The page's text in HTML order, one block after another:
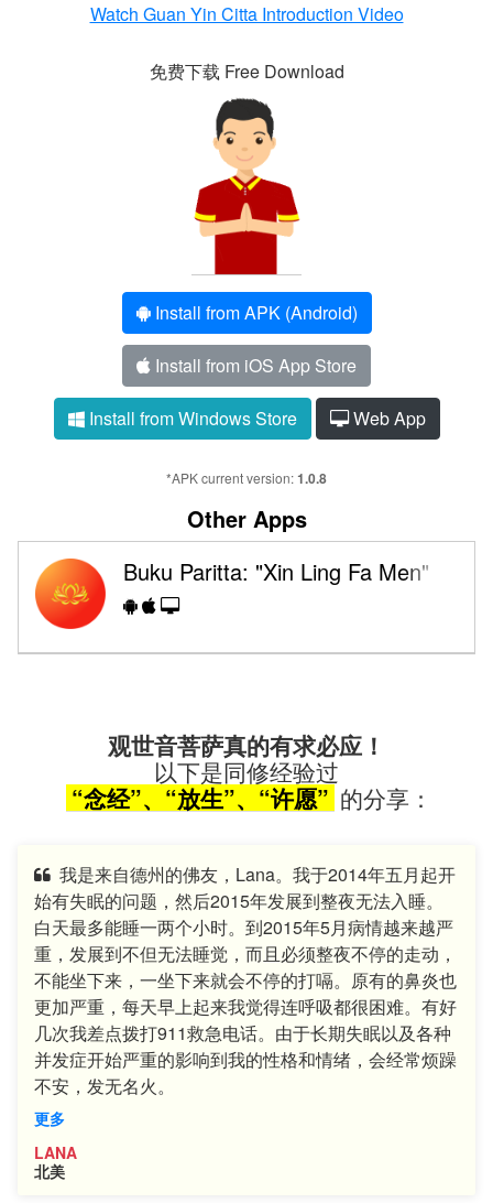
Watch Guan Yin Citta Introduction Video
免费下载 Free Download
Install from APK (Android)
Install from iOS App Store
Install from Windows Store Web App
*APK current version:1.0.8
Other Apps
Buku Paritta: "Xin Ling Fa Men"
观世音菩萨真的有求必应！
以下是同修经验过
“念经”、“放生”、“许愿” 的分享：
我是来自德州的佛友，Lana。我于2014年五月起开
始有失眠的问题，然后2015年发展到整夜无法入睡。
白天最多能睡一两个小时。到2015年5月病情越来越严
重，发展到不但无法睡觉，而且必须整夜不停的走动，
不能坐下来，一坐下来就会不停的打嗝。原有的鼻炎也
更加严重，每天早上起来我觉得连呼吸都很困难。有好
几次我差点拨打911救急电话。由于长期失眠以及各种
并发症开始严重的影响到我的性格和情绪，会经常烦躁
不安，发无名火。
更多
LANA
北美